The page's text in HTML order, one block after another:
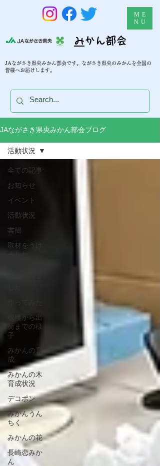
​みかん部会
ME
NU
JAながさき県央みかん部会です。ながさき県央のみかんを全国の
皆様へお届けします。
JAながさき県央みかん部会ブログ
全ての記事
お知らせ
イベント
活動状況
書簡
取材をうけ
ました
収穫から出
荷までの様
子
みかんの育
成
みかんの木
育成状況
デコポン
みかんうん
ちく
みかんの花
長崎恋みか
ん
活動状況